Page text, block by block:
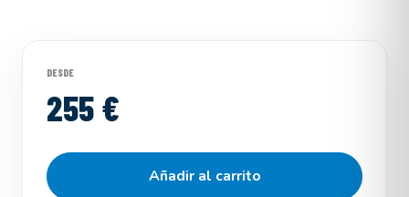
DESDE
255 €
Añadir al carrito